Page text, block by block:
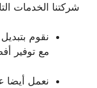
شركتنا الخدمات
نقوم
مع توفير
نعمل أيضا